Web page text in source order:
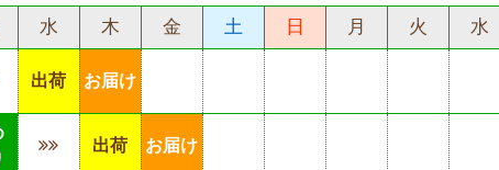
水 木 金 土 日 月 火 水
出荷 お届け
出荷 お届け